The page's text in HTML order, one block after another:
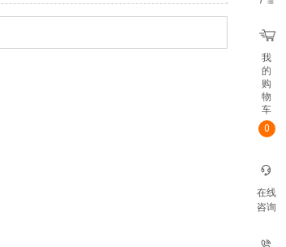
我
的
购
物
车
0
在线
咨询